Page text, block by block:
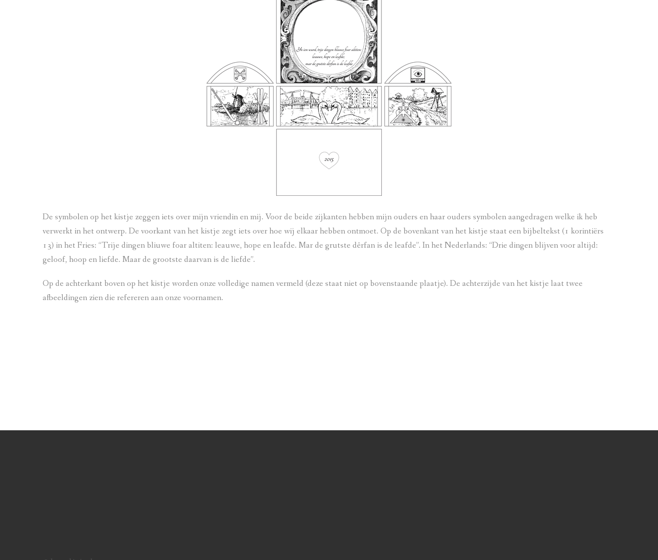
De symbolen op het kistje zeggen iets over mijn vriendin en mij. Voor de beide zijkanten hebben mijn ouders en haar ouders symbolen aangedragen welke ik heb
verwerkt in het ontwerp. De voorkant van het kistje zegt iets over hoe wij elkaar hebben ontmoet. Op de bovenkant van het kistje staat een bijbeltekst (1 korintiërs
13) in het Fries: “Trije dingen bliuwe foar altiten: leauwe, hope en leafde. Mar de grutste dêrfan is de leafde”. In het Nederlands: “Drie dingen blijven voor altijd:
geloof, hoop en liefde. Maar de grootste daarvan is de liefde”.
Op de achterkant boven op het kistje worden onze volledige namen vermeld (deze staat niet op bovenstaande plaatje). De achterzijde van het kistje laat twee
afbeeldingen zien die refereren aan onze voornamen.